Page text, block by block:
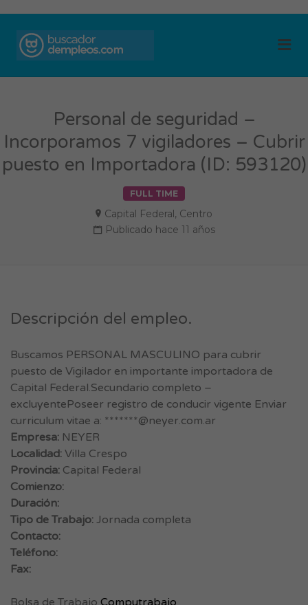
Personal de seguridad –
Incorporamos 7 vigiladores – Cubrir
puesto en Importadora (ID: 593120)
FULL TIME
Capital Federal, Centro
Publicado hace 11 años
Descripción del empleo.
Buscamos PERSONAL MASCULINO para cubrir
puesto de Vigilador en importante importadora de
Capital Federal.Secundario completo –
excluyentePoseer registro de conducir vigente Enviar
curriculum vitae a: *******@neyer.com.ar
Empresa: NEYER
Localidad: Villa Crespo
Provincia: Capital Federal
Comienzo:
Duración:
Tipo de Trabajo: Jornada completa
Contacto:
Teléfono:
Fax:
Bolsa de Trabajo Computrabajo